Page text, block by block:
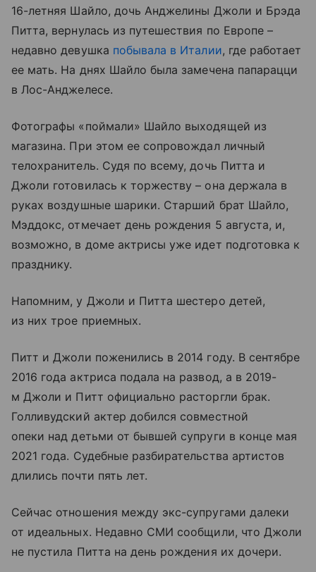
16-летняя Шайло, дочь Анджелины Джоли и Брэда
Питта, вернулась из путешествия по Европе –
недавно девушка побывала в Италии, где работает
ее мать. На днях Шайло была замечена папарацци
в Лос-Анджелесе.
Фотографы «поймали» Шайло выходящей из
магазина. При этом ее сопровождал личный
телохранитель. Судя по всему, дочь Питта и
Джоли готовилась к торжеству – она держала в
руках воздушные шарики. Старший брат Шайло,
Мэддокс, отмечает день рождения 5 августа, и,
возможно, в доме актрисы уже идет подготовка к
празднику.
Напомним, у Джоли и Питта шестеро детей,
из них трое приемных.
Питт и Джоли поженились в 2014 году. В сентябре
2016 года актриса подала на развод, а в 2019-
м Джоли и Питт официально расторгли брак.
Голливудский актер добился совместной
опеки над детьми от бывшей супруги в конце мая
2021 года. Судебные разбирательства артистов
длились почти пять лет.
Сейчас отношения между экс-супругами далеки
от идеальных. Недавно СМИ сообщили, что Джоли
не пустила Питта на день рождения их дочери.